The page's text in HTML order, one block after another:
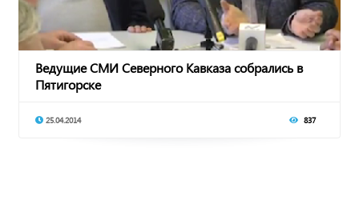
Ведущие СМИ Северного Кавказа собрались в
Пятигорске
25.04.2014 837